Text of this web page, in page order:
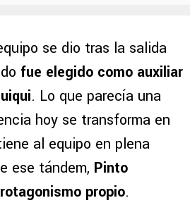
se dio tras la salida
fue elegido como auxiliar
. Lo que parecía una
hoy se transforma en
al equipo en plena
ese tándem, Pinto
propio.